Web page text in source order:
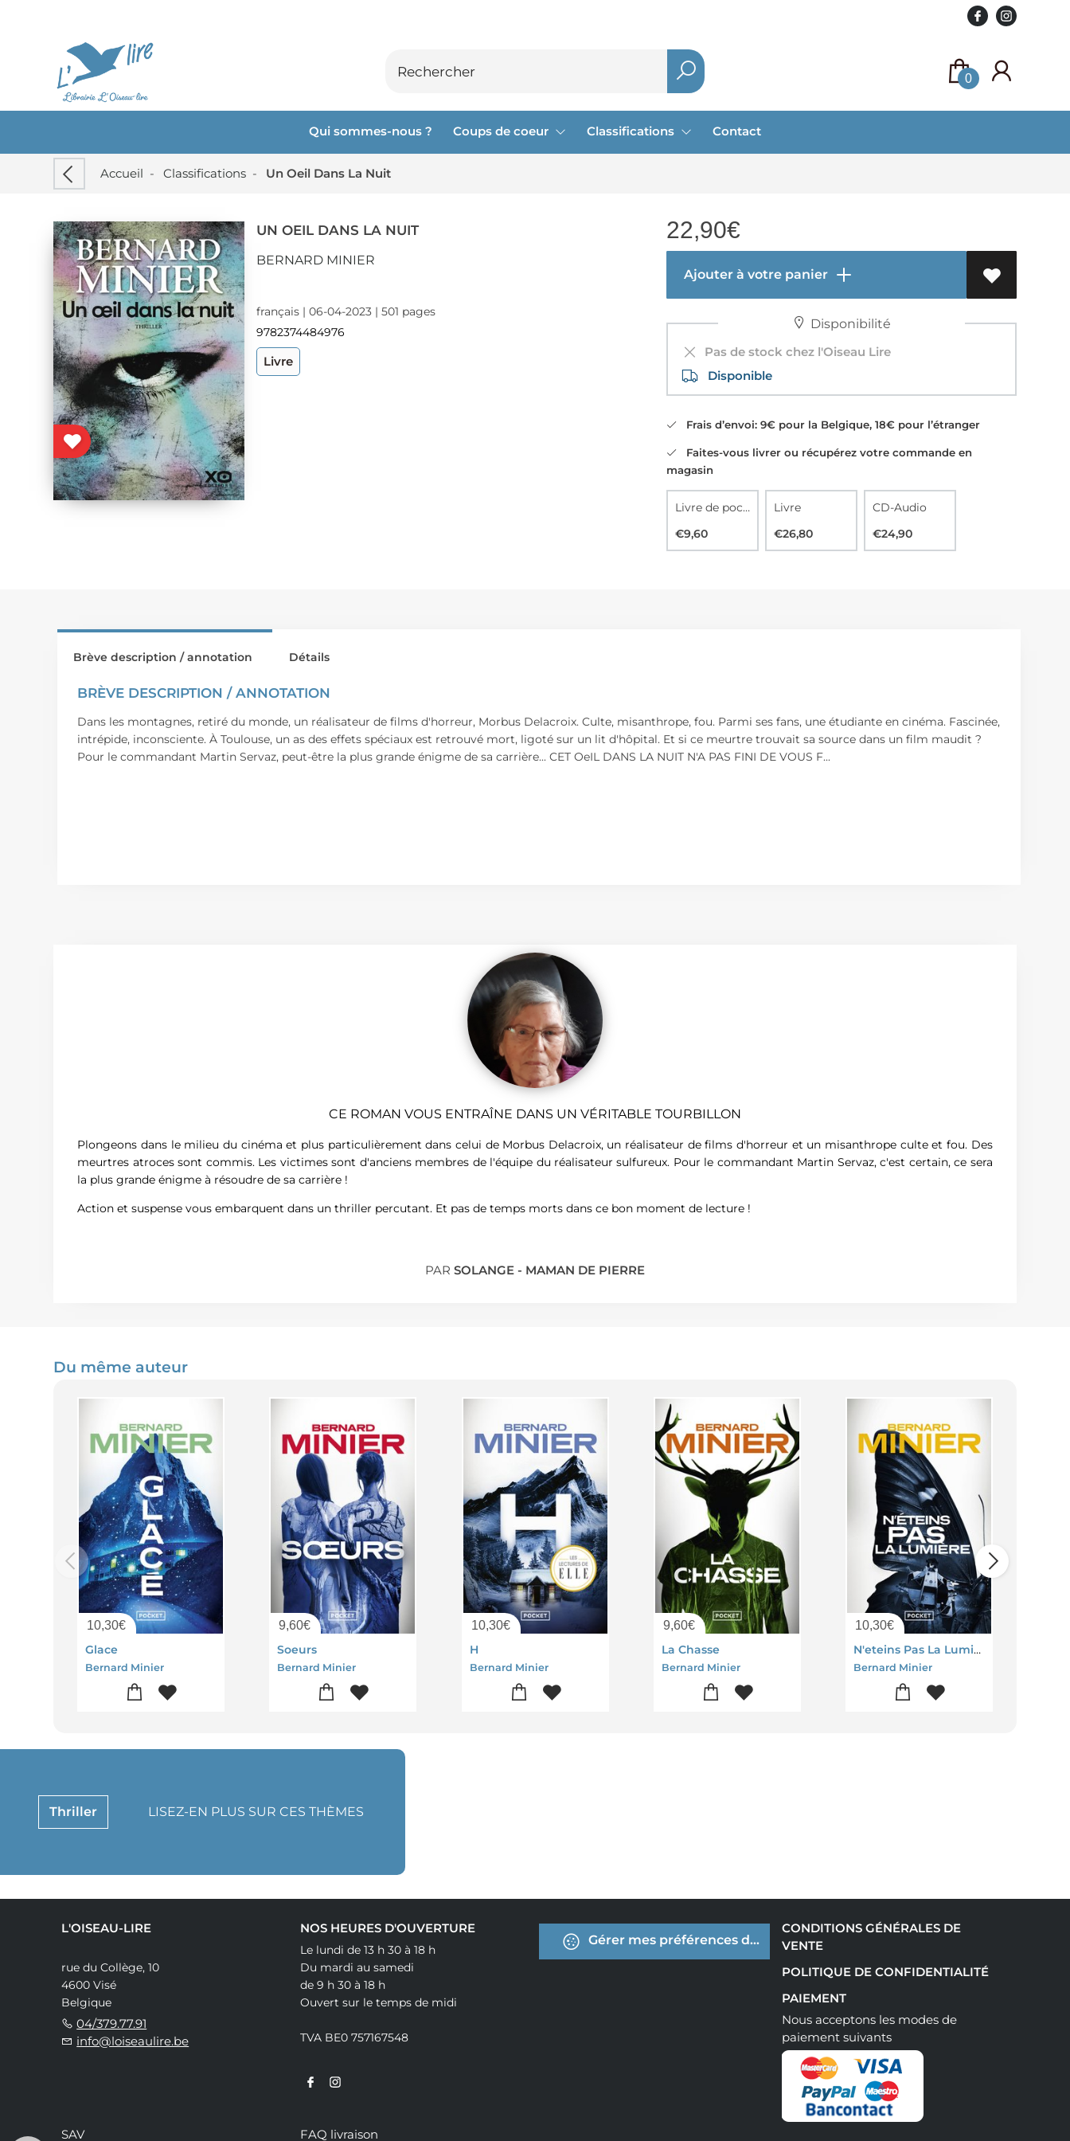
0
Qui sommes-nous ? Coups de coeur Classifications Contact
Accueil - Classifications - Un Oeil Dans La Nuit
UN OEIL DANS LA NUIT
BERNARD MINIER
français | 06-04-2023 | 501 pages
9782374484976
Livre
22,90€
Ajouter à votre panier
Disponibilité
Pas de stock chez l'Oiseau Lire
Disponible
Frais d’envoi: 9€ pour la Belgique, 18€ pour l’étranger
Faites-vous livrer ou récupérez votre commande en
magasin
Livre de poche
€9,60
Livre
€26,80
CD-Audio
€24,90
Brève description / annotation
BRÈVE DESCRIPTION / ANNOTATION
Dans les montagnes, retiré du monde, un réalisateur de films d'horreur, Morbus Delacroix. Culte, misanthrope, fou. Parmi ses fans, une étudiante en cinéma. Fascinée,
intrépide, inconsciente. À Toulouse, un as des effets spéciaux est retrouvé mort, ligoté sur un lit d'hôpital. Et si ce meurtre trouvait sa source dans un film maudit ?
Pour le commandant Martin Servaz, peut-être la plus grande énigme de sa carrière... CET OeIL DANS LA NUIT N'A PAS FINI DE VOUS F...
Détails
CE ROMAN VOUS ENTRAÎNE DANS UN VÉRITABLE TOURBILLON
Plongeons dans le milieu du cinéma et plus particulièrement dans celui de Morbus Delacroix, un réalisateur de films d'horreur et un misanthrope culte et fou. Des
meurtres atroces sont commis. Les victimes sont d'anciens membres de l'équipe du réalisateur sulfureux. Pour le commandant Martin Servaz, c'est certain, ce sera
la plus grande énigme à résoudre de sa carrière !
Action et suspense vous embarquent dans un thriller percutant. Et pas de temps morts dans ce bon moment de lecture !
PAR SOLANGE - MAMAN DE PIERRE
Du même auteur
10,30€
Glace
Bernard Minier
9,60€
Soeurs
Bernard Minier
10,30€
H
Bernard Minier
9,60€
La Chasse
Bernard Minier
10,30€
N'eteins Pas La Lumiere
Bernard Minier
Thriller LISEZ-EN PLUS SUR CES THÈMES
L'OISEAU-LIRE
rue du Collège, 10
4600 Visé
Belgique
04/379.77.91
info@loiseaulire.be
NOS HEURES D'OUVERTURE
Le lundi de 13 h 30 à 18 h
Du mardi au samedi
de 9 h 30 à 18 h
Ouvert sur le temps de midi
TVA BE0 757167548
Gérer mes préférences de cookies
CONDITIONS GÉNÉRALES DE
VENTE
POLITIQUE DE CONFIDENTIALITÉ
PAIEMENT
Nous acceptons les modes de
paiement suivants
SAV FAQ livraison